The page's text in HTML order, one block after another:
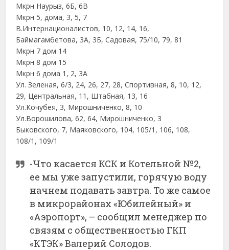
Мкрн Наурыз, 6Б, 6В
Мкрн 5, дома, 3, 5, 7
В.Интернационалистов, 10, 12, 14, 16,
Баймагамбетова, 3А, 3Б, Садовая, 75/10, 79, 81
Мкрн 7 дом 14
Мкрн 8 дом 15
Мкрн 6 дома 1, 2, 3А
Ул. Зеленая, 6/3, 24, 26, 27, 28, Спортивная, 8, 10, 12,
29, Центральная, 11, Штабная, 13, 16
Ул.Кочубея, 3, Мирошниченко, 8, 10
Ул.Ворошилова, 62, 64, Мирошниченко, 3
Быковского, 7, Маяковского, 104, 105/1, 106, 108,
108/1, 109/1
-Что касается КСК и Котельной №2,
ее мы уже запустили, горячую воду
начнем подавать завтра. То же самое
в микрорайонах «Юбилейный» и
«Аэропорт», – сообщил менеджер по
связям с общественностью ГКП
«КТЭК» Валерий Солодов.